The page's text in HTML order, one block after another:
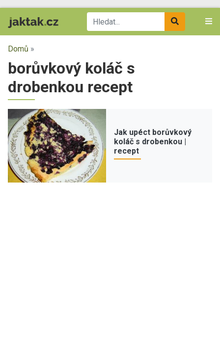
Domů »
borůvkový koláč s
drobenkou recept
Jak upéct borůvkový
koláč s drobenkou |
recept